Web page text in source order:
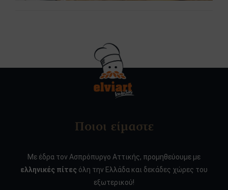
Ποιοι είμαστε
Με έδρα τον Ασπρόπυργο Αττικής, προμηθεύουμε με
ελληνικές πίτες όλη την Ελλάδα και δεκάδες χώρες του
εξωτερικού!